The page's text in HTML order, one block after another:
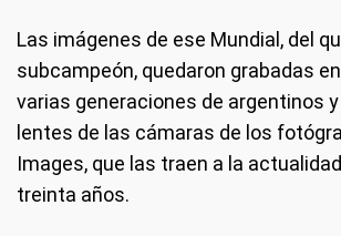
Las imágenes de ese Mundial, del
subcampeón, quedaron grabadas
varias generaciones de argentinos
lentes de las cámaras de los
Images, que las traen a la
treinta años.